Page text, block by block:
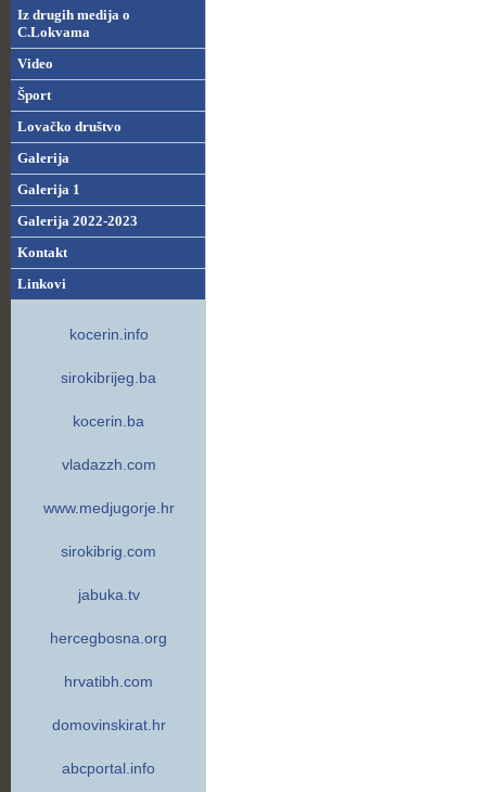
Iz drugih medija o
C.Lokvama
Video
Šport
Lovačko društvo
Galerija
Galerija 1
Galerija 2022-2023
Kontakt
Linkovi
kocerin.info
sirokibrijeg.ba
kocerin.ba
vladazzh.com
www.medjugorje.hr
sirokibrig.com
jabuka.tv
hercegbosna.org
hrvatibh.com
domovinskirat.hr
abcportal.info